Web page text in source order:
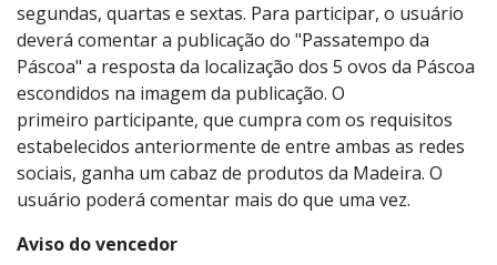
segundas, quartas e sextas. Para participar, o usuário
deverá comentar a publicação do "Passatempo da
Páscoa" a resposta da localização dos 5 ovos da Páscoa
escondidos na imagem da publicação. O
primeiro participante, que cumpra com os requisitos
estabelecidos anteriormente de entre ambas as redes
sociais, ganha um cabaz de produtos da Madeira. O
usuário poderá comentar mais do que uma vez.
Aviso do vencedor